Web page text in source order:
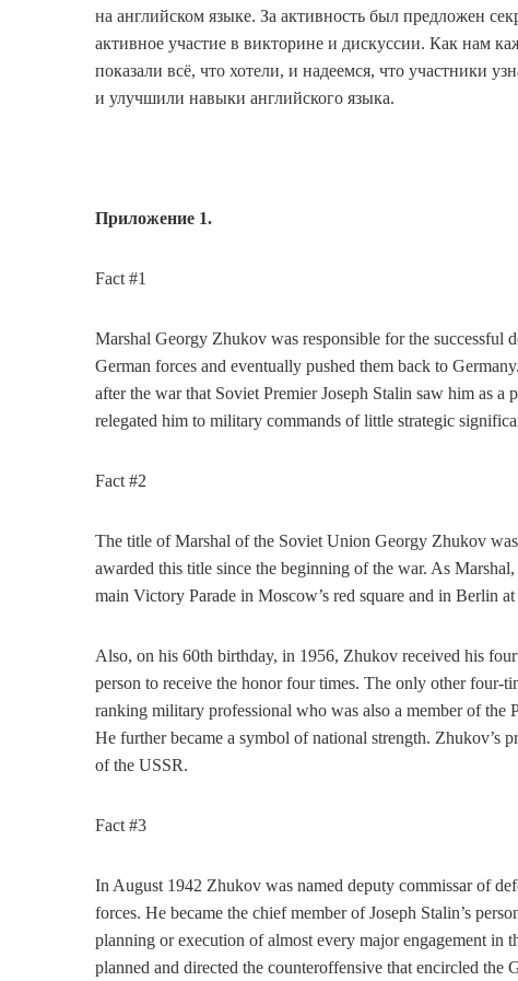
на английском языке. За активность был предложен
активное участие в викторине и дискуссии. Как нам
показали всё, что хотели, и надеемся, что участники
и улучшили навыки английского языка.
Приложение 1.
Fact #1
Marshal Georgy Zhukov was responsible for the successful
German forces and eventually pushed them back to
after the war that Soviet Premier Joseph Stalin saw him as
relegated him to military commands of little strategic
Fact #2
The title of Marshal of the Soviet Union Georgy Zhukov
awarded this title since the beginning of the war. As
main Victory Parade in Moscow’s red square and in Berlin
Also, on his 60th birthday, in 1956, Zhukov received his
person to receive the honor four times. The only other four-
ranking military professional who was also a member of the
He further became a symbol of national strength. Zhukov’s
of the USSR.
Fact #3
In August 1942 Zhukov was named deputy commissar of
forces. He became the chief member of Joseph Stalin’s
planning or execution of almost every major engagement in
planned and directed the counteroffensive that encircled the